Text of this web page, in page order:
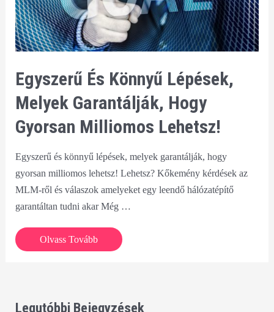
Egyszerű És Könnyű Lépések,
Melyek Garantálják, Hogy
Gyorsan Milliomos Lehetsz!
Egyszerű és könnyű lépések, melyek garantálják, hogy
gyorsan milliomos lehetsz! Lehetsz? Kőkemény kérdések az
MLM-ről és válaszok amelyeket egy leendő hálózatépítő
garantáltan tudni akar Még …
Egyszerű
és
melyek
Olvass Tovább
Legutóbbi Bejegyzések